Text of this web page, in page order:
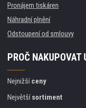
Pronájem tiskáren
Náhradní plnění
Odstoupení od smlouvy
PROČ NAKUPOVAT
Nejnižšíceny
Největšísortiment